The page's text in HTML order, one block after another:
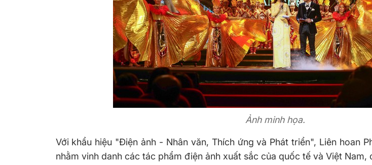
Ảnh minh họa.
Với khẩu hiệu "Điện ảnh - Nhân văn, Thích ứng và Phát triển", Liên hoan
nhằm vinh danh các tác phẩm điện ảnh xuất sắc của quốc tế và Việt